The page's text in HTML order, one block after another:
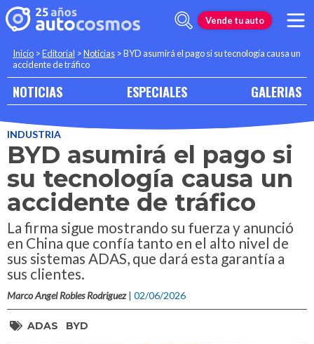
Vende tu auto
Inicio >Editorial >Noticias >BYD asumirá el pago si su tecnología causa un
accidente de tráfico
NOTICIAS ESPECIALES GALERIAS
INDUSTRIA
BYD asumirá el pago si
su tecnología causa un
accidente de tráfico
La firma sigue mostrando su fuerza y anunció
en China que confía tanto en el alto nivel de
sus sistemas ADAS, que dará esta garantía a
sus clientes.
Marco Angel Robles Rodriguez | 02/06/2026
ADAS BYD